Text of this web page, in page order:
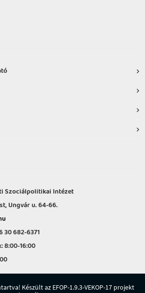
Szociálpolitikai Intézet
Ungvár u. 64-66.
682-6371
8:00-16:00
Készült az EFOP-1.9.3-VEKOP-17 projekt